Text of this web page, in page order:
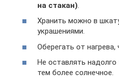
на стакан)
Хранить можно в
украшениями.
Оберегать от нагрева,
Не оставлять
тем более солнечное.